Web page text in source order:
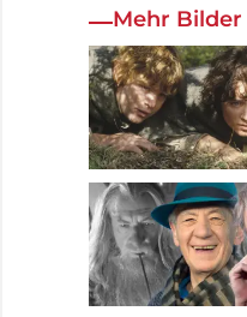
Mehr